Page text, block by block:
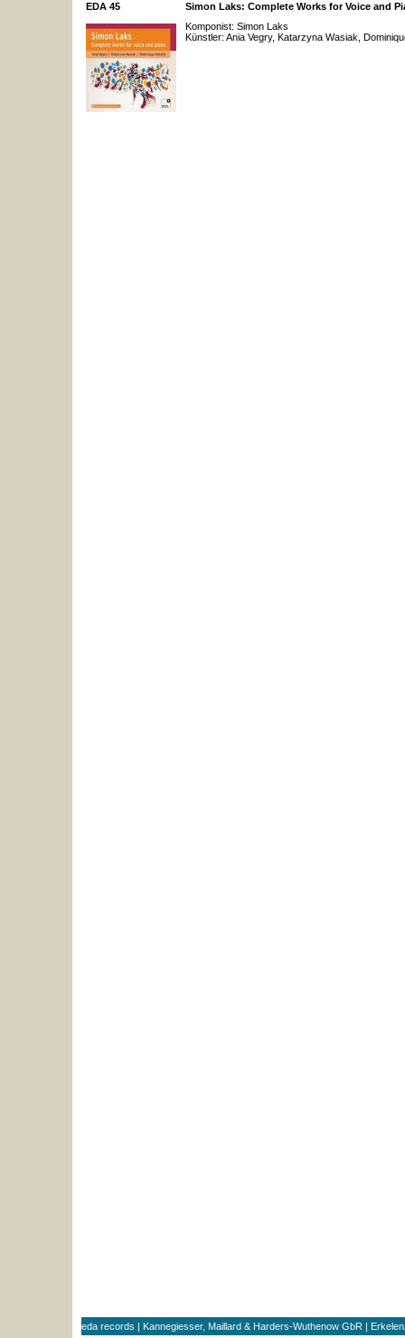
EDA 45
Simon Laks: Complete Works for Voice and
Komponist: Simon Laks
Künstler: Ania Vegry, Katarzyna Wasiak,
eda records | Kannegiesser, Maillard & Harders-Wuthenow GbR |